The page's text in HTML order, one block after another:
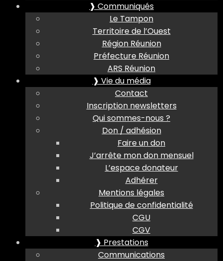
❱ Communiqués
Le Tampon
Territoire de l’Ouest
Région Réunion
Préfecture Réunion
ARS Réunion
❱ Vie du média
Contact
Inscription newsletters
Qui sommes-nous ?
Don / adhésion
Faire un don
J’arrête mon don mensuel
L’espace donateur
Adhérer
Mentions légales
Politique de confidentialité
CGU
CGV
❱ Prestations
Communications